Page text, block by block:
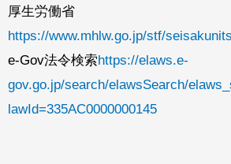
厚生労働省
https://www.mhlw.go.jp/stf/
e-Gov法令検索https://elaws.e-
gov.go.jp/search/elawsSearch/
lawId=335AC0000000145